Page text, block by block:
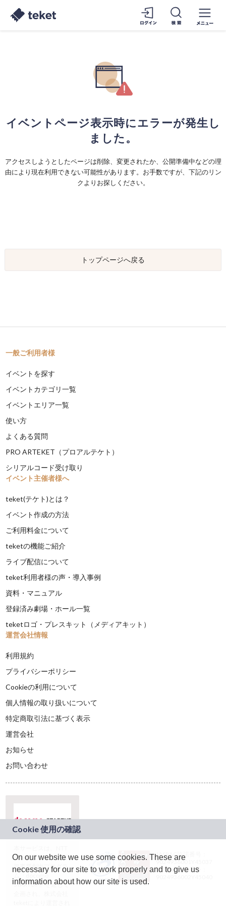
イベントページ表示時にエラーが発生し
ました。
アクセスしようとしたページは削除、変更されたか、公開準備中などの理
由により現在利用できない可能性があります。お手数ですが、下記のリン
クよりお探しください。
トップページへ戻る
一般ご利用者様
イベントを探す
イベントカテゴリ一覧
イベントエリア一覧
使い方
よくある質問
PRO ARTEKET（プロアルテケト）
シリアルコード受け取り
イベント主催者様へ
teket(テケト)とは？
イベント作成の方法
ご利用料金について
teketの機能ご紹介
ライブ配信について
teket利用者様の声・導入事例
資料・マニュアル
登録済み劇場・ホール一覧
teketロゴ・プレスキット（メディアキット）
運営会社情報
利用規約
プライバシーポリシー
Cookieの利用について
個人情報の取り扱いについて
特定商取引法に基づく表示
運営会社
お知らせ
お問い合わせ
ドコモグループの新
規事業創出プログラ
ム「docomo
STARTUP」を通じて
JASRAC許諾番号：
9024936001Y45037
JASRAC許諾番号：
On our website we use some cookies. These are
necessary for our site to work properly and to give us
information about how our site is used.